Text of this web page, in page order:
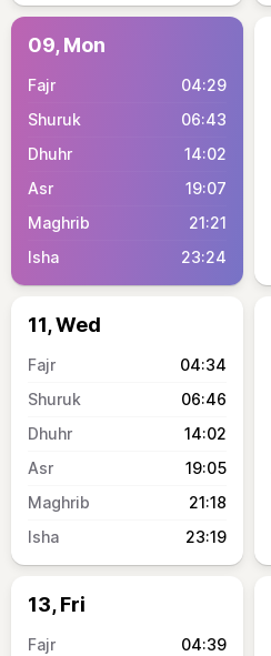
09, Mon
04:29
06:43
14:02
19:07
21:21
23:24
11, Wed
04:34
06:46
14:02
19:05
21:18
23:19
13, Fri
04:39